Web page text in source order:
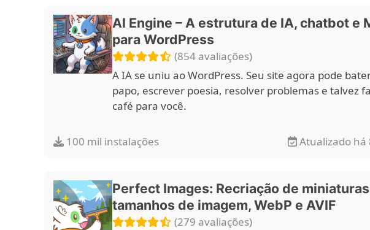
AI Engine – A estrutura de IA, chatbot e
para WordPress
(854 avaliações)
A IA se uniu ao WordPress. Seu site agora pode
papo, escrever poesia, resolver problemas e talvez
café para você.
100 mil instalações Atualizado há
Perfect Images: Recriação de
tamanhos de imagem, WebP e AVIF
(279 avaliações)